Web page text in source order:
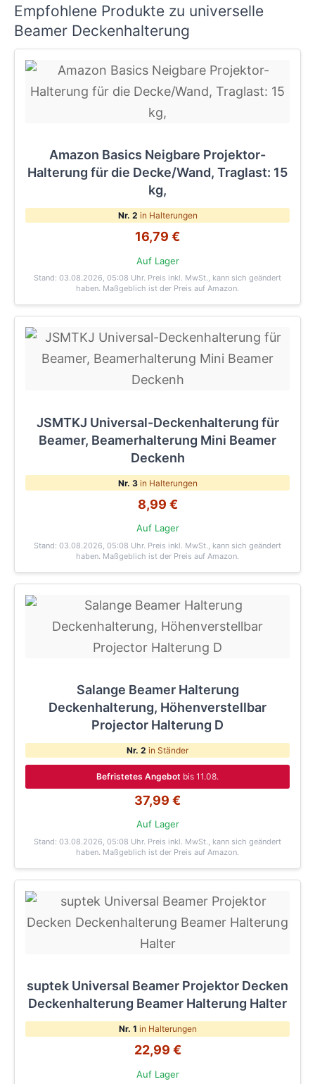
Empfohlene Produkte zu universelle
Beamer Deckenhalterung
Amazon Basics Neigbare Projektor-
Halterung für die Decke/Wand, Traglast: 15
kg,
Nr. 2 in Halterungen
16,79 €
Auf Lager
Stand: 03.08.2026, 05:08 Uhr. Preis inkl. MwSt., kann sich geändert
haben. Maßgeblich ist der Preis auf Amazon.
JSMTKJ Universal-Deckenhalterung für
Beamer, Beamerhalterung Mini Beamer
Deckenh
Nr. 3in Halterungen
8,99 €
Auf Lager
Stand: 03.08.2026, 05:08 Uhr. Preis inkl. MwSt., kann sich geändert
haben. Maßgeblich ist der Preis auf Amazon.
Salange Beamer Halterung
Deckenhalterung, Höhenverstellbar
Projector Halterung D
Nr. 2 in Ständer
Befristetes Angebot bis 11.08.
37,99 €
Auf Lager
Stand: 03.08.2026, 05:08 Uhr. Preis inkl. MwSt., kann sich geändert
haben. Maßgeblich ist der Preis auf Amazon.
suptek Universal Beamer Projektor Decken
Deckenhalterung Beamer Halterung Halter
Nr. 1 in Halterungen
22,99 €
Auf Lager